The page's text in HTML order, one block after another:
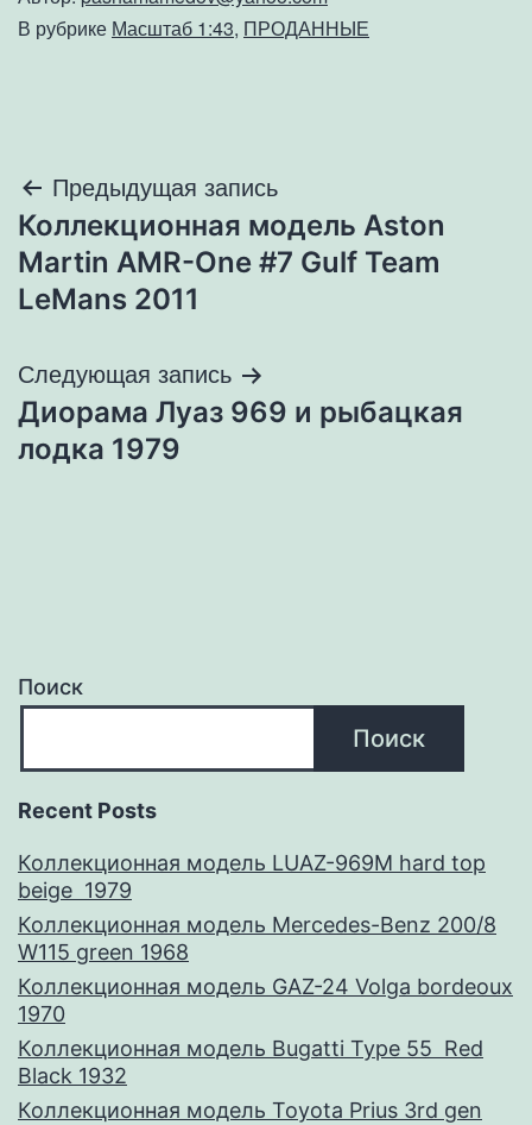
В рубрике Масштаб 1:43, ПРОДАННЫЕ
Навигация
по
записям
Предыдущая запись
Коллекционная модель Aston
Martin AMR-One #7 Gulf Team
LeMans 2011
Следующая запись
Диорама Луаз 969 и рыбацкая
лодка 1979
Поиск
Поиск
Recent Posts
Коллекционная модель LUAZ-969M hard top
beige 1979
Коллекционная модель Mercedes-Benz 200/8
W115 green 1968
Коллекционная модель GAZ-24 Volga bordeoux
1970
Коллекционная модель Bugatti Type 55 Red
Black 1932
Коллекционная модель Toyota Prius 3rd gen